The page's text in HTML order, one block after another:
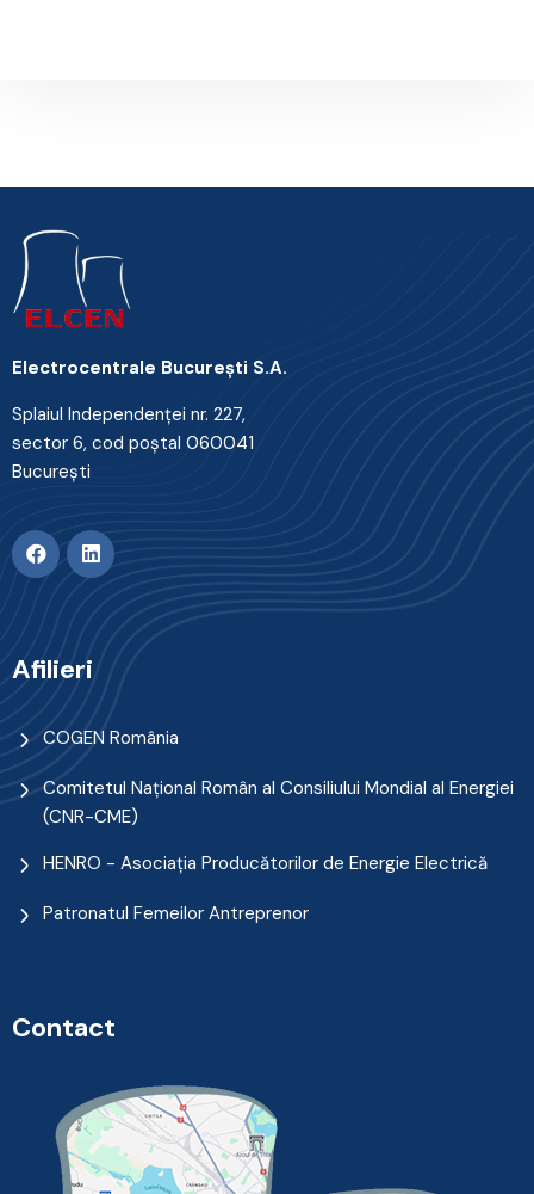
Electrocentrale Bucureşti S.A.
Splaiul Independenţei nr. 227,
sector 6, cod poştal 060041
Bucureşti
Afilieri
COGEN România
Comitetul Naţional Român al Consiliului Mondial al Energiei
(CNR-CME)
HENRO - Asociația Producătorilor de Energie Electrică
Patronatul Femeilor Antreprenor
Contact